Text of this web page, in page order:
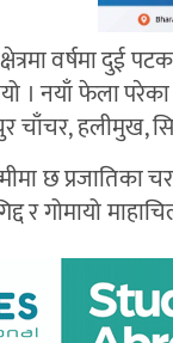
वर्षमा
। नयाँ फेला
चाँचर, हलीमुख,
छ प्रजातिका
र गोमायो